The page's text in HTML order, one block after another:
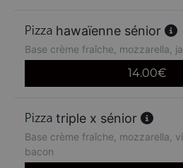
hawaïenne sénior
Base crème fraîche, mozzarella,
14.00€
triple x sénior
Base crème fraîche, mozzarella,
bacon